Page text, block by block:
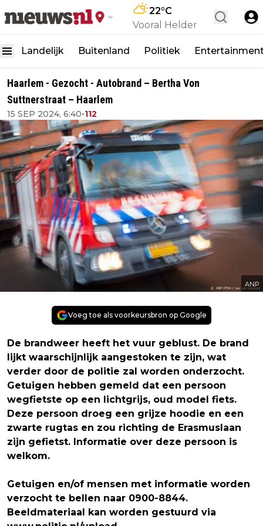
22°C
Vooral Helder
Landelijk Buitenland Politiek
Haarlem - Gezocht - Autobrand – Bertha Von
Suttnerstraat – Haarlem
15 SEP 2024, 6:40•112
ANP
Voeg toe als voorkeursbron op Google
De brandweer heeft het vuur geblust. De brand
lijkt waarschijnlijk aangestoken te zijn, wat
verder door de politie zal worden onderzocht.
Getuigen hebben gemeld dat een persoon
wegfietste op een lichtgrijs, oud model fiets.
Deze persoon droeg een grijze hoodie en een
zwarte rugtas en zou richting de Erasmuslaan
zijn gefietst. Informatie over deze persoon is
welkom.
Getuigen en/of mensen met informatie worden
verzocht te bellen naar 0900-8844.
Beeldmateriaal kan worden gestuurd via